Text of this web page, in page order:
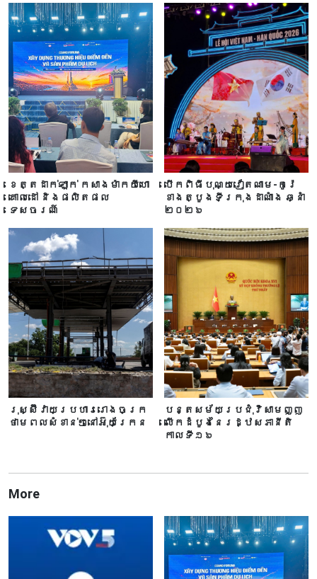
ខេត្តដាក់ឡាក់ កសាងម៉ាកយីហោ
គោលដៅ និងផលិតផល
ទេសចរណ៍
បើកពិធីបុណ្យវៀតណាម-កូរ៉េ
ខាងត្បូងទីក្រុងដាណាំង ឆ្នាំ
២០២៦
រុស្ស៊ីវាយប្រហាររោងចក្រ
ថាមពលសំខាន់ៗនៅអ៊ុយក្រែន
បន្តសម័យប្រជុំវិសាមញ្ញ
លើកដំបូងនៃរដ្ឋសភានីតិ
កាលទី១៦
More